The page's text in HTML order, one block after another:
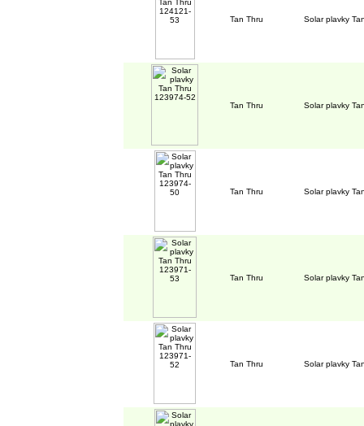
Tan Thru Solar plavky
Tan Thru Solar plavky
Tan Thru Solar plavky
Tan Thru Solar plavky
Tan Thru Solar plavky